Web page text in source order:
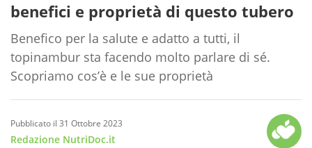
benefici e proprietà di questo tubero
Benefico per la salute e adatto a tutti, il
topinambur sta facendo molto parlare di sé.
Scopriamo cos’è e le sue proprietà
Pubblicato il 31 Ottobre 2023
Redazione NutriDoc.it